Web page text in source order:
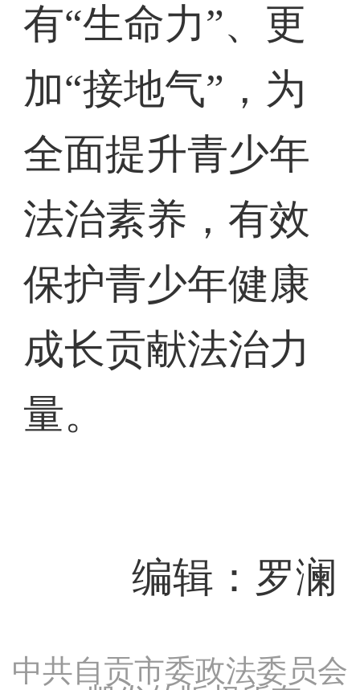
有“生命力”、更
加“接地气”，为
全面提升青少年
法治素养，有效
保护青少年健康
成长贡献法治力
量。
编辑：罗澜
中共自贡市委政法委员会